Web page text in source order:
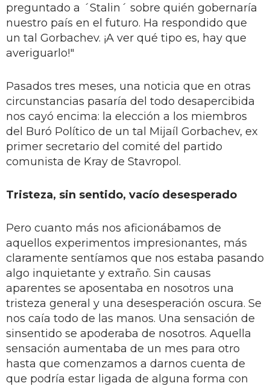
preguntado a ´Stalin´ sobre quién gobernaría
nuestro país en el futuro. Ha respondido que
un tal Gorbachev. ¡A ver qué tipo es, hay que
averiguarlo!"
Pasados tres meses, una noticia que en otras
circunstancias pasaría del todo desapercibida
nos cayó encima: la elección a los miembros
del Buró Político de un tal Mijaíl Gorbachev, ex
primer secretario del comité del partido
comunista de Kray de Stavropol.
Tristeza, sin sentido, vacío desesperado
Pero cuanto más nos aficionábamos de
aquellos experimentos impresionantes, más
claramente sentíamos que nos estaba pasando
algo inquietante y extraño. Sin causas
aparentes se aposentaba en nosotros una
tristeza general y una desesperación oscura. Se
nos caía todo de las manos. Una sensación de
sinsentido se apoderaba de nosotros. Aquella
sensación aumentaba de un mes para otro
hasta que comenzamos a darnos cuenta de
que podría estar ligada de alguna forma con